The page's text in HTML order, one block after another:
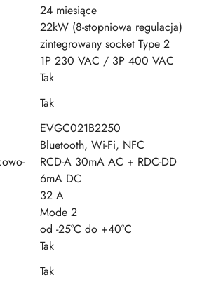
24 miesiące
22kW (8-stopniowa regulacja)
zintegrowany socket Type 2
1P 230 VAC / 3P 400 VAC
Tak
Tak
EVGC021B2250
Bluetooth, Wi-Fi, NFC
RCD-A 30mA AC + RDC-DD
6mA DC
32 A
Mode 2
od -25°C do +40°C
Tak
Tak